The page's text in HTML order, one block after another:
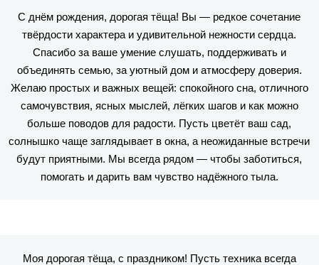
С днём рождения, дорогая тёща! Вы — редкое сочетание
твёрдости характера и удивительной нежности сердца.
Спасибо за ваше умение слушать, поддерживать и
объединять семью, за уютный дом и атмосферу доверия.
Желаю простых и важных вещей: спокойного сна, отличного
самочувствия, ясных мыслей, лёгких шагов и как можно
больше поводов для радости. Пусть цветёт ваш сад,
солнышко чаще заглядывает в окна, а неожиданные встречи
будут приятными. Мы всегда рядом — чтобы заботиться,
помогать и дарить вам чувство надёжного тыла.
Моя дорогая тёща, с праздником! Пусть техника всегда